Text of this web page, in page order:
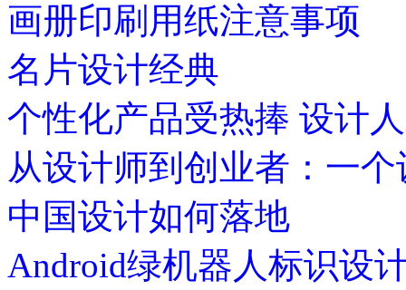
画册印刷用纸注意事项
名片设计经典
个性化产品受热捧 设计
从设计师到创业者：一
中国设计如何落地
Android绿机器人标识设